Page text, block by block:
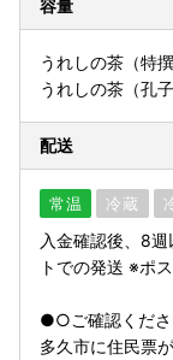
容量
うれしの茶（特
うれしの茶（孔
配送
常温 冷蔵
入金確認後、8
トでの発送 ※ポス
●○ご確認くだ
多久市に住民票